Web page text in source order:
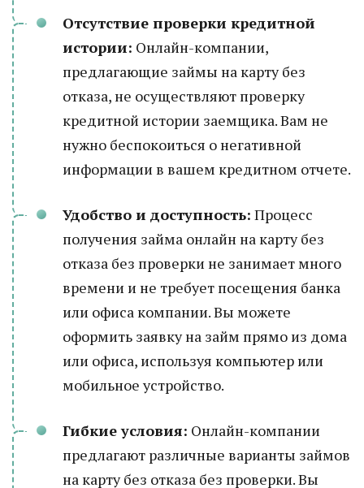
Отсутствие проверки кредитной
истории: Онлайн-компании,
предлагающие займы на карту без
отказа, не осуществляют проверку
кредитной истории заемщика. Вам не
нужно беспокоиться о негативной
информации в вашем кредитном отчете.
Удобство и доступность: Процесс
получения займа онлайн на карту без
отказа без проверки не занимает много
времени и не требует посещения банка
или офиса компании. Вы можете
оформить заявку на займ прямо из дома
или офиса, используя компьютер или
мобильное устройство.
Гибкие условия: Онлайн-компании
предлагают различные варианты займов
на карту без отказа без проверки. Вы